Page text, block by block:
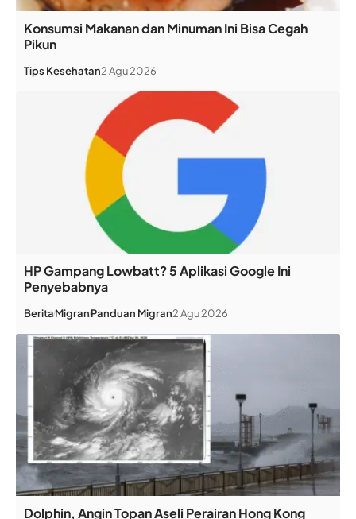
Konsumsi Makanan dan Minuman Ini Bisa Cegah
Pikun
Tips Kesehatan2 Agu 2026
HP Gampang Lowbatt? 5 Aplikasi Google Ini
Penyebabnya
BeritaMigranPanduan Migran2 Agu 2026
Dolphin, Angin Topan Aseli Perairan Hong Kong